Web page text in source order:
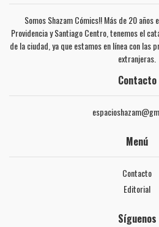
Somos Shazam Cómics!! Más de 20 años
Providencia y Santiago Centro, tenemos el
de la ciudad, ya que estamos en línea con las
extranjeras.
Contacto
Menú
Contacto
Editorial
Síguenos